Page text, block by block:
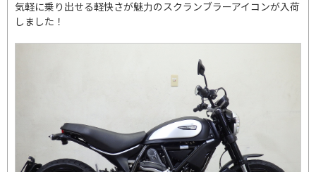
気軽に乗り出せる軽快さが魅力のスクランブラーアイコンが入荷
しました！